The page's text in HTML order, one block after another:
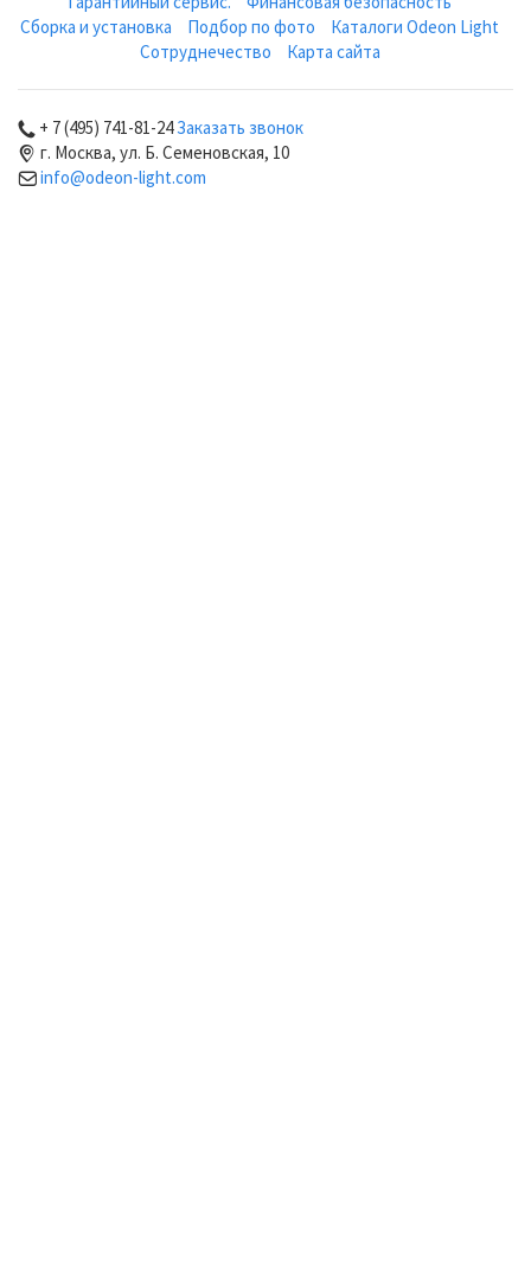
Сборка и установка
Подбор по фото
Каталоги Odeon Light
Сотруднечество
Карта сайта
+ 7 (495) 741-81-24Заказать звонок
г. Москва, ул. Б. Семеновская, 10
info@odeon-light.com